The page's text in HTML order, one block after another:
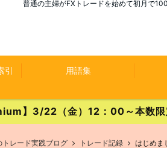
普通の主婦がFXトレードを始めて初月で
引 用語集
】3/22（金）12：00～本数限
レード実践ブログ トレード記録 はじめま